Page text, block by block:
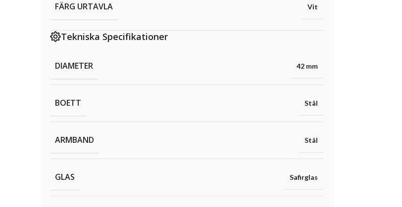
FÄRG URTAVLA Vit
Tekniska Specifikationer
DIAMETER 42 mm
BOETT Stål
ARMBAND Stål
GLAS Safirglas